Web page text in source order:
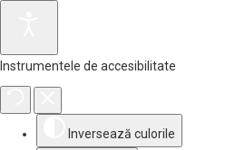
Instrumentele de accesibilitate
Inversează culorile